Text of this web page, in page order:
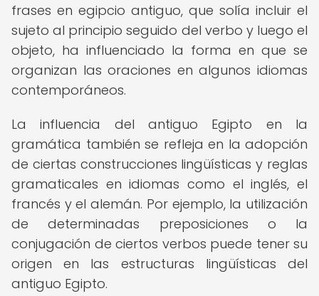
frases en egipcio antiguo, que solía incluir el
sujeto al principio seguido del verbo y luego el
objeto, ha influenciado la forma en que se
organizan las oraciones en algunos idiomas
contemporáneos.
La influencia del antiguo Egipto en la
gramática también se refleja en la adopción
de ciertas construcciones lingüísticas y reglas
gramaticales en idiomas como el inglés, el
francés y el alemán. Por ejemplo, la utilización
de determinadas preposiciones o la
conjugación de ciertos verbos puede tener su
origen en las estructuras lingüísticas del
antiguo Egipto.